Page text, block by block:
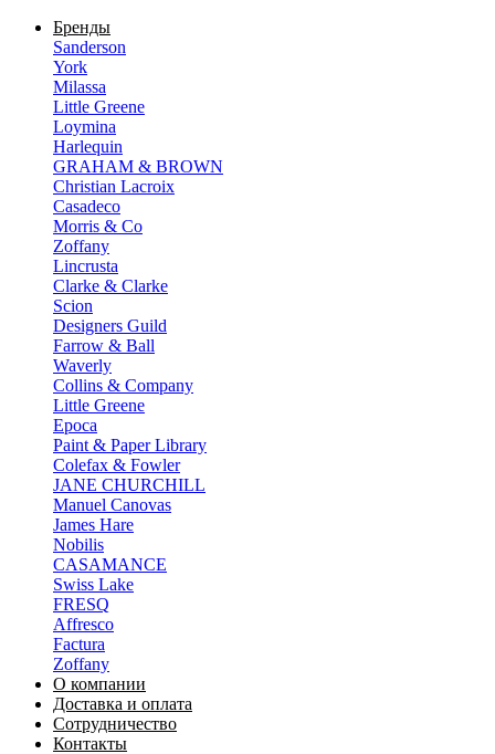
Бренды
Sanderson
York
Milassa
Little Greene
Loymina
Harlequin
GRAHAM & BROWN
Christian Lacroix
Casadeco
Morris & Co
Zoffany
Lincrusta
Clarke & Clarke
Scion
Designers Guild
Farrow & Ball
Waverly
Collins & Company
Little Greene
Epoca
Paint & Paper Library
Colefax & Fowler
JANE CHURCHILL
Manuel Canovas
James Hare
Nobilis
CASAMANCE
Swiss Lake
FRESQ
Affresco
Factura
Zoffany
О компании
Доставка и оплата
Сотрудничество
Контакты